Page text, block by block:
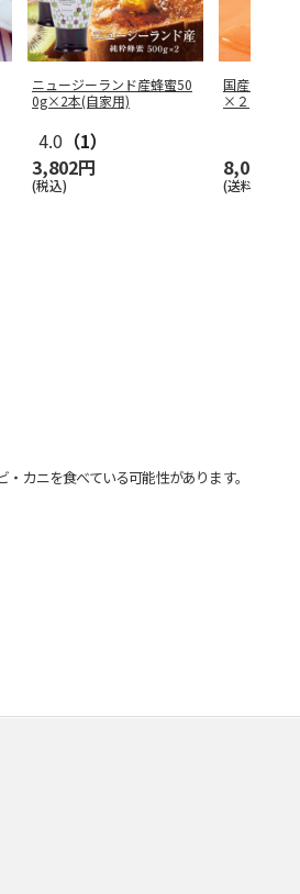
ニュージーランド産蜂蜜50
0g×2本(自家用)
4.0 （1）
3,802円
(税込)
国産 百花
×２
8,000円
(送料・税込)
カニを食べている可能性があります。